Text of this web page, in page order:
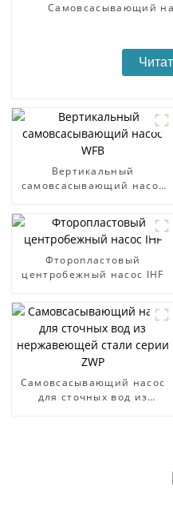
Самовсасывающий
Вертикальный
самовсасывающий насос
Фторопластовый
центробежный насос IHF
Самовсасывающий насос
для сточных вод из